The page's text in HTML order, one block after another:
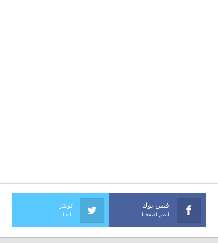
فيس بوك
انضم لصفحتنا
تويتر
تابعنا